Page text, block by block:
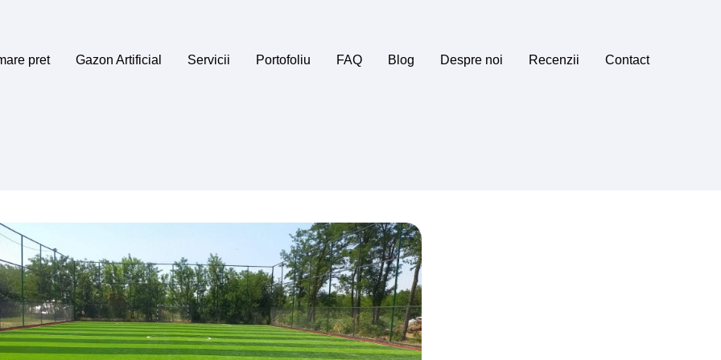
pret Gazon Artificial Servicii Portofoliu FAQ Blog Despre noi Recenzii Contact